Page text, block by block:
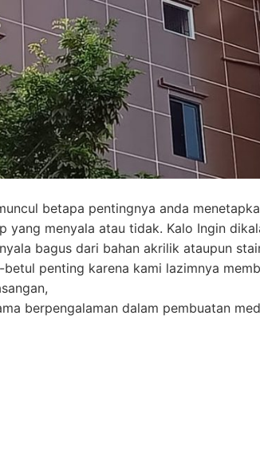
betapa pentingnya anda
yang menyala atau tidak. Kalo Ingin
bagus dari bahan akrilik ataupun
penting karena kami lazimnya
berpengalaman dalam pembuatan